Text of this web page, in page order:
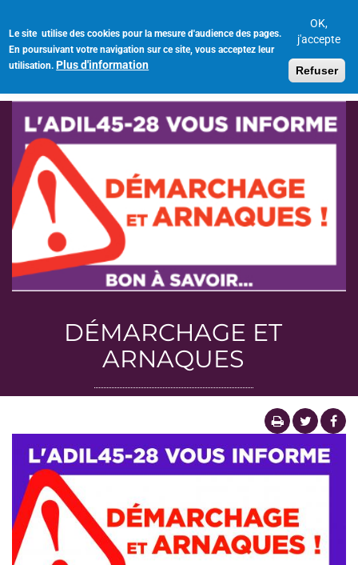
Le site utilise des cookies pour la mesure d'audience des pages.
En poursuivant votre navigation sur ce site, vous acceptez leur
utilisation. Plus d'information
OK,
j'accepte
Refuser
contenu
principal
DÉMARCHAGE ET
ARNAQUES